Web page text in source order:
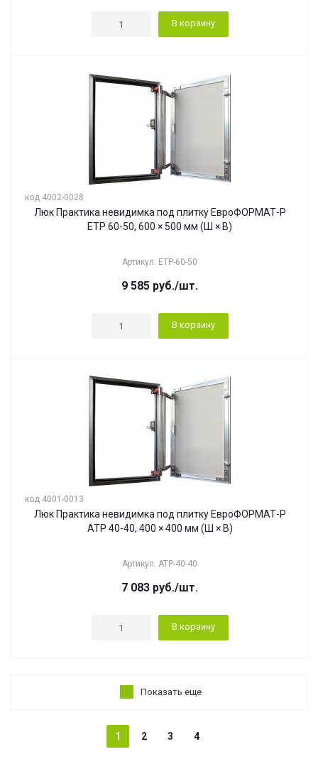
В корзину
код 4002-0028
Люк Практика невидимка под плитку ЕвроФОРМАТ-Р
ЕТР 60-50, 600 × 500 мм (Ш × В)
Артикул: ЕТР-60-50
9 585 руб./шт.
В корзину
код 4001-0013
Люк Практика невидимка под плитку ЕвроФОРМАТ-Р
АТР 40-40, 400 × 400 мм (Ш × В)
Артикул: АТР-40-40
7 083 руб./шт.
В корзину
Показать еще
1 2 3 4